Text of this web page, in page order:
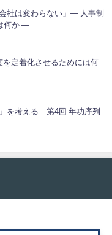
社は変わらない」― 人事制
何か ―
定着化させるためには何
を考える 第4回 年功序列